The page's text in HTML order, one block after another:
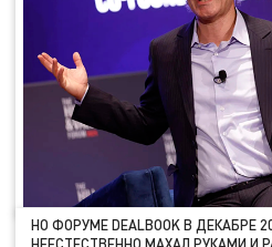
НО ФОРУМЕ DEALBOOK В ДЕКАБРЕ